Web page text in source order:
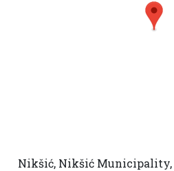
Nikšić, Nikšić Municipality,